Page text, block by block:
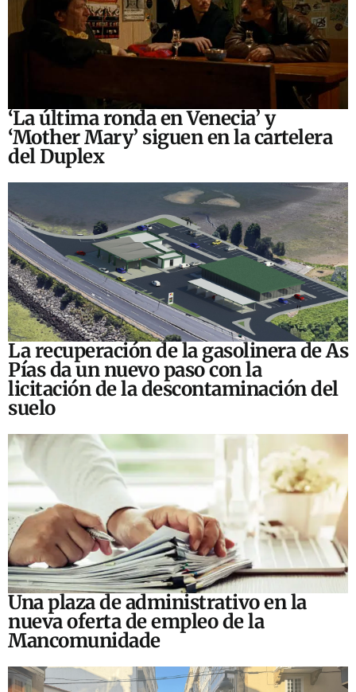
‘La última ronda en Venecia’ y
‘Mother Mary’ siguen en la cartelera
del Duplex
La recuperación de la gasolinera de As
Pías da un nuevo paso con la
licitación de la descontaminación del
suelo
Una plaza de administrativo en la
nueva oferta de empleo de la
Mancomunidade